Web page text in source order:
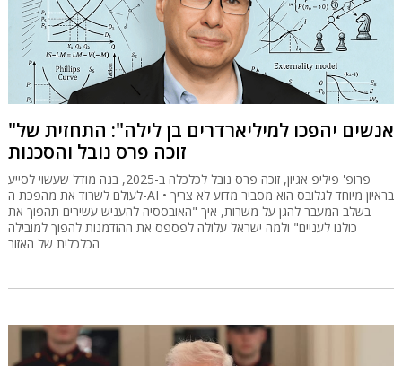
"אנשים יהפכו למיליארדרים בן לילה": התחזית של
זוכה פרס נובל והסכנות
פרופ' פיליפ אגיון, זוכה פרס נובל לכלכלה ב-2025, בנה מודל שעשוי לסייע
לעולם לשרוד את מהפכת ה-AI • בראיון מיוחד לגלובס הוא מסביר מדוע לא צריך
בשלב המעבר להגן על משרות, איך "האובססיה להעניש עשירים תהפוך את
כולנו לעניים" ולמה ישראל עלולה לפספס את ההזדמנות להפוך למובילה
הכלכלית של האזור